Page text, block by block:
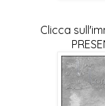
Clicca